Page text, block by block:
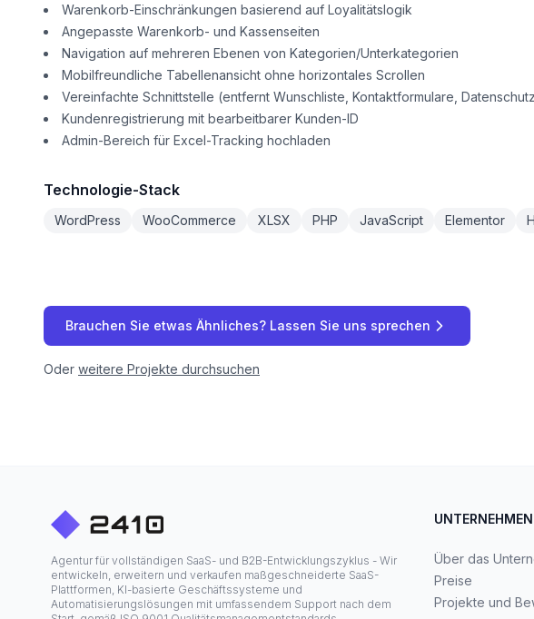
Warenkorb-Einschränkungen basierend auf Loyalitätslogik
Angepasste Warenkorb- und Kassenseiten
Navigation auf mehreren Ebenen von Kategorien/Unterkategorien
Mobilfreundliche Tabellenansicht ohne horizontales Scrollen
Vereinfachte Schnittstelle (entfernt Wunschliste, Kontaktformulare,
Kundenregistrierung mit bearbeitbarer Kunden-ID
Admin-Bereich für Excel-Tracking hochladen
Technologie-Stack
WordPress WooCommerce XLSX PHP JavaScript Elementor
Brauchen Sie etwas Ähnliches? Lassen Sie uns sprechen
Oder weitere Projekte durchsuchen
Agentur für vollständigen SaaS- und B2B-Entwicklungszyklus - Wir
entwickeln, erweitern und verkaufen maßgeschneiderte SaaS-
Plattformen, KI-basierte Geschäftssysteme und
Automatisierungslösungen mit umfassendem Support nach dem
UNTERNEHMEN
Über das
Preise
Projekte und